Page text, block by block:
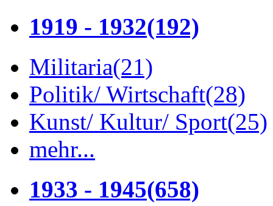
1919 - 1932(192)
Militaria(21)
Politik/ Wirtschaft(28)
Kunst/ Kultur/ Sport(25)
mehr...
1933 - 1945(658)